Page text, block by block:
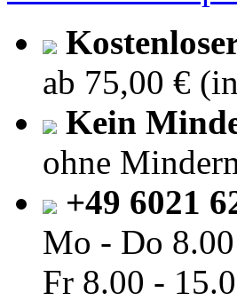
ab 75,00 €
Kein
ohne
+49 6021
Mo - Do
Fr 8.00 -